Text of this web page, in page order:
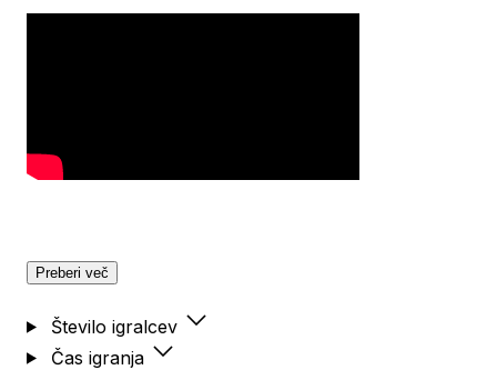
Preberi več
Število igralcev
Čas igranja